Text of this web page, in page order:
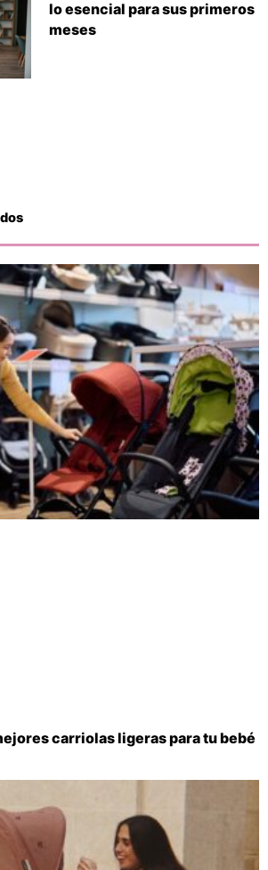
lo esencial para sus primeros
meses
carriolas ligeras para tu bebé